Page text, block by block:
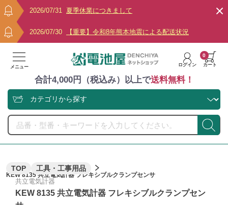
2026/07/31 夏季休業につきまして
2026/07/30 【重要】令和8年熊本地震による配送状況
メニュー ログイン カート
0
合計4,000円（税込み）以上で送料無料！
TOP 工具・工事用品
KEW 8135 共立電気計器 フレキシブルクランプセンサ
共立電気計器
KEW 8135 共立電気計器 フレキシブルクランプセン